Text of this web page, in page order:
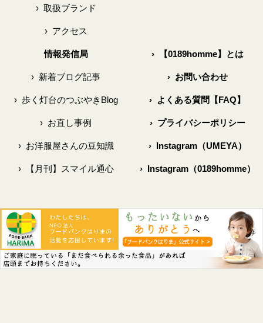
›取扱ブランド
›アクセス
情報発信局
› 新着ブログ記事
›歩く灯台のつぶやきBlog
› お直し事例
›お洋服屋さんの豆知識
›【月刊】スマイル通心
›【0189homme】とは
›お問い合わせ
› よくある質問【FAQ】
›プライバシーポリシー
›Instagram（UMEYA）
›Instagram（0189homme）